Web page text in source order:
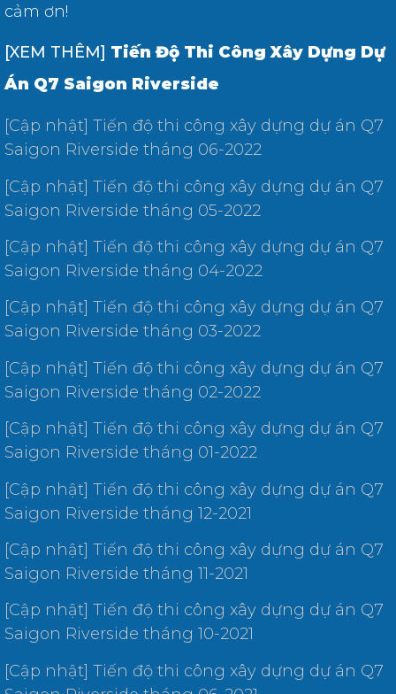
cảm ơn!
[XEM THÊM] Tiến Độ Thi Công Xây Dựng Dự
Án Q7 Saigon Riverside
[Cập nhật] Tiến độ thi công xây dựng dự án Q7
Saigon Riverside tháng 06-2022
[Cập nhật] Tiến độ thi công xây dựng dự án Q7
Saigon Riverside tháng 05-2022
[Cập nhật] Tiến độ thi công xây dựng dự án Q7
Saigon Riverside tháng 04-2022
[Cập nhật] Tiến độ thi công xây dựng dự án Q7
Saigon Riverside tháng 03-2022
[Cập nhật] Tiến độ thi công xây dựng dự án Q7
Saigon Riverside tháng 02-2022
[Cập nhật] Tiến độ thi công xây dựng dự án Q7
Saigon Riverside tháng 01-2022
[Cập nhật] Tiến độ thi công xây dựng dự án Q7
Saigon Riverside tháng 12-2021
[Cập nhật] Tiến độ thi công xây dựng dự án Q7
Saigon Riverside tháng 11-2021
[Cập nhật] Tiến độ thi công xây dựng dự án Q7
Saigon Riverside tháng 10-2021
[Cập nhật] Tiến độ thi công xây dựng dự án Q7